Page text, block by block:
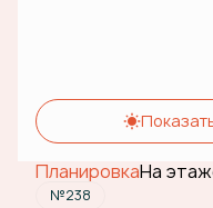
ПланировкаНа
№238